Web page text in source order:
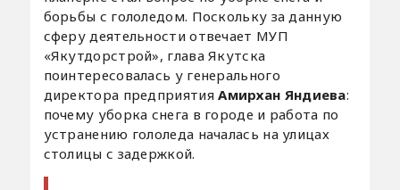
борьбы с гололедом. Поскольку за данную
сферу деятельности отвечает МУП
«Якутдорстрой», глава Якутска
поинтересовалась у генерального
директора предприятияАмирхан Яндиева:
почему уборка снега в городе и работа по
устранению гололеда началась на улицах
столицы с задержкой.